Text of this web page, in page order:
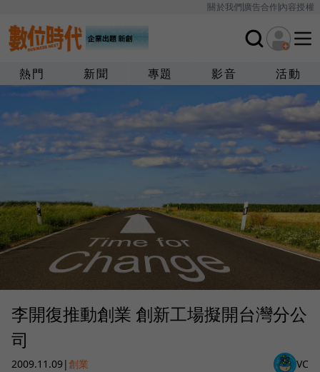
關於我們廣告合作內容授權
熱門 新聞 專題 影音 活動
李開復推動創業 創新工場擬開台灣分公
司
2009.11.09|創業 VC